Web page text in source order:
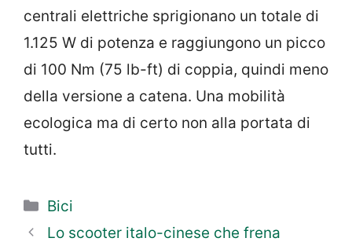
centrali elettriche sprigionano un totale di
1.125 W di potenza e raggiungono un picco
di 100 Nm (75 lb-ft) di coppia, quindi meno
della versione a catena. Una mobilità
ecologica ma di certo non alla portata di
tutti.
Categorie
Bici
Lo scooter italo-cinese che frena